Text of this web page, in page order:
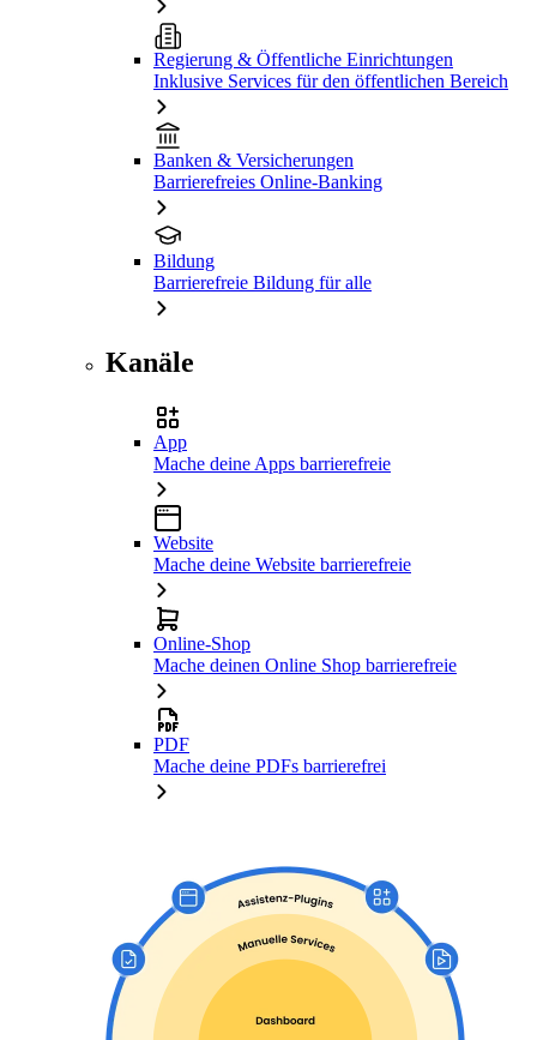
Regierung & Öffentliche Einrichtungen
Inklusive Services für den öffentlichen Bereich
Banken & Versicherungen
Barrierefreies Online-Banking
Bildung
Barrierefreie Bildung für alle
Kanäle
App
Mache deine Apps barrierefreie
Website
Mache deine Website barrierefreie
Online-Shop
Mache deinen Online Shop barrierefreie
PDF
Mache deine PDFs barrierefrei